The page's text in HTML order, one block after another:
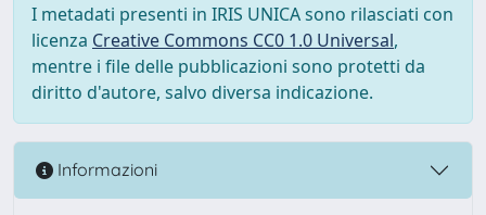
I metadati presenti in IRIS UNICA sono rilasciati con
licenza Creative Commons CC0 1.0 Universal,
mentre i file delle pubblicazioni sono protetti da
diritto d'autore, salvo diversa indicazione.
Informazioni